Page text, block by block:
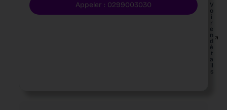
Appeler : 0299003030
V
o
i
r
e
n
d
é
t
a
il
s